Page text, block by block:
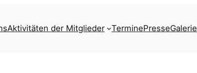
Aktivitäten der Mitglieder TerminePresseGalerie